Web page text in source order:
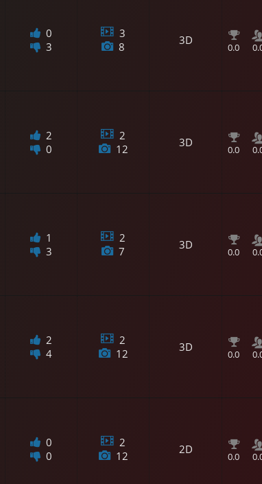
0
3
3
8
3D
0.0
2
0
2
12
3D
0.0
1
3
2
7
3D
0.0
2
4
2
12
3D
0.0
0
0
2
12
2D
0.0